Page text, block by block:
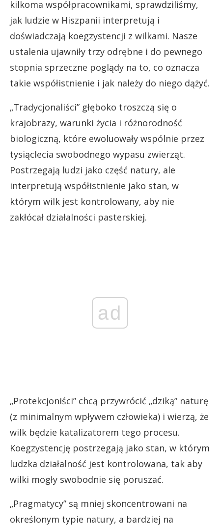
kilkoma współpracownikami, sprawdziliśmy,
jak ludzie w Hiszpanii interpretują i
doświadczają koegzystencji z wilkami. Nasze
ustalenia ujawniły trzy odrębne i do pewnego
stopnia sprzeczne poglądy na to, co oznacza
takie współistnienie i jak należy do niego dążyć.
„Tradycjonaliści” głęboko troszczą się o
krajobrazy, warunki życia i różnorodność
biologiczną, które ewoluowały wspólnie przez
tysiąclecia swobodnego wypasu zwierząt.
Postrzegają ludzi jako część natury, ale
interpretują współistnienie jako stan, w
którym wilk jest kontrolowany, aby nie
zakłócał działalności pasterskiej.
ad
„Protekcjoniści” chcą przywrócić „dziką” naturę
(z minimalnym wpływem człowieka) i wierzą, że
wilk będzie katalizatorem tego procesu.
Koegzystencję postrzegają jako stan, w którym
ludzka działalność jest kontrolowana, tak aby
wilki mogły swobodnie się poruszać.
„Pragmatycy” są mniej skoncentrowani na
określonym typie natury, a bardziej na